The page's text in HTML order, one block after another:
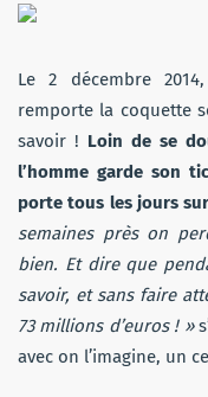
Le 2 décembre
remporte la coquette
savoir ! Loin de se
l’homme garde son
porte tous les jours
semaines près on
bien. Et dire que
savoir, et sans faire
73 millions d’euros ! »
avec on l’imagine, un